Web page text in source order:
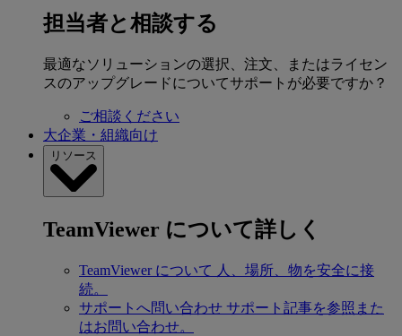
担当者と相談する
最適なソリューションの選択、注文、またはライセン
スのアップグレードについてサポートが必要ですか？
ご相談ください
大企業・組織向け
リソース
TeamViewer について詳しく
TeamViewer について 人、場所、物を安全に接
続。
サポートへ問い合わせ サポート記事を参照また
はお問い合わせ。